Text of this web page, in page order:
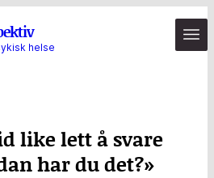
helse
like lett å svare
har du det?»